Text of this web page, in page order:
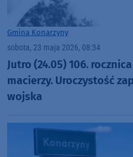
Gmina Konarzyny
sobota, 23 maja 2026, 08:34
Jutro (24.05) 106.
macierzy. Uroczystość
wojska